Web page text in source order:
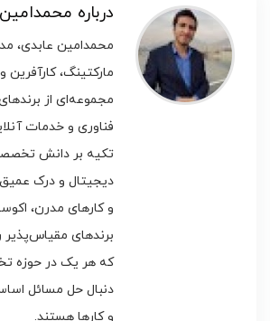
درباره
محمدامین عابدی،
مارکتینگ، کارآفرین و
مجموعه‌ای از
فناوری و خدمات
تکیه بر دانش تخصصی
دیجیتال و درک
و کارهای مدرن،
برندهای مقیاس‌پذیر
که هر یک در حوزه
دنبال حل مسائل
و کارها هستند.